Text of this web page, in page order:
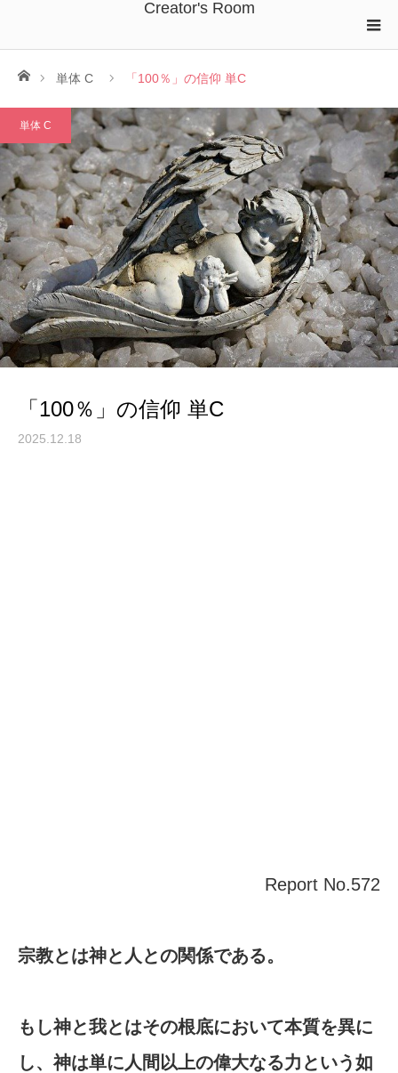
Creator's Room
ホーム単体 C 「100％」の信仰 単C
単体 C
「100％」の信仰 単C
2025.12.18
Report No.572
宗教とは神と人との関係である。
もし神と我とはその根底において本質を異に
し、神は単に人間以上の偉大なる力という如